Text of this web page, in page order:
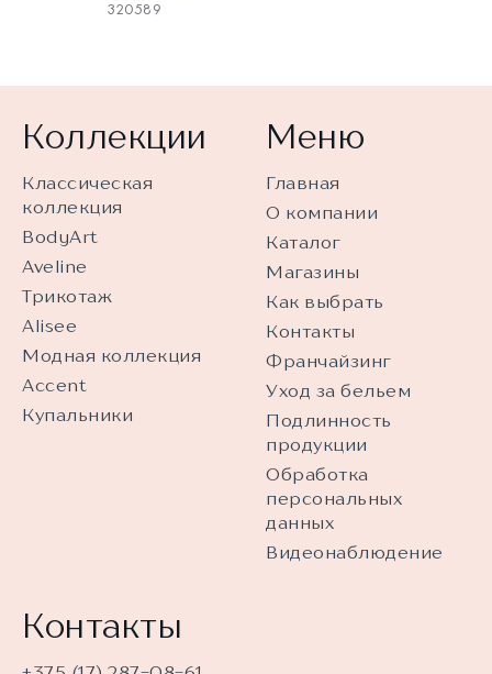
320589
Коллекции
Классическая
коллекция
BodyArt
Aveline
Трикотаж
Alisee
Модная коллекция
Accent
Купальники
Меню
Главная
О компании
Каталог
Магазины
Как выбрать
Контакты
Франчайзинг
Уход за бельем
Подлинность
продукции
Обработка
персональных
данных
Видеонаблюдение
Контакты